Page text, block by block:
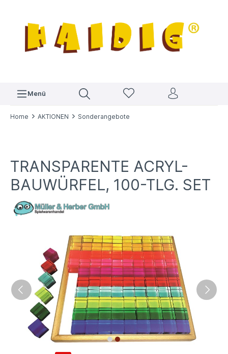
Menü
Home AKTIONEN Sonderangebote
TRANSPARENTE ACRYL-
BAUWÜRFEL, 100-TLG. SET